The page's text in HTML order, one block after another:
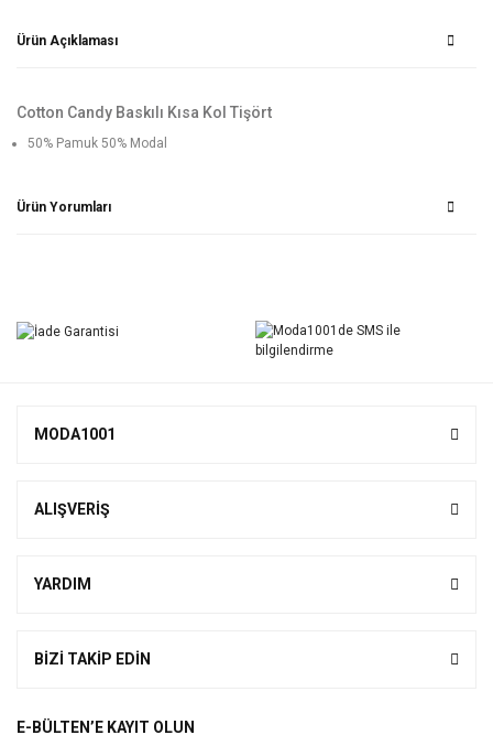
Ürün Açıklaması
Cotton Candy Baskılı Kısa Kol Tişört
50% Pamuk 50% Modal
Ürün Yorumları
Yorum Yaz
MODA1001
ALIŞVERİŞ
YARDIM
BİZİ TAKİP EDİN
E-BÜLTEN’E KAYIT OLUN